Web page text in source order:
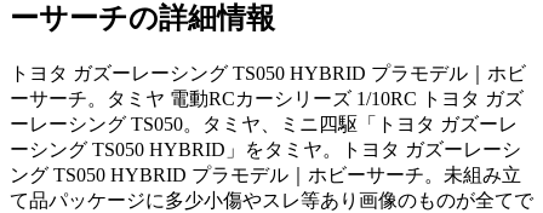
ーサーチの詳細情報
トヨタ ガズーレーシング TS050 HYBRID プラモデル｜ホビ
ーサーチ。タミヤ 電動RCカーシリーズ 1/10RC トヨタ ガズ
ーレーシング TS050。タミヤ、ミニ四駆「トヨタ ガズーレ
ーシング TS050 HYBRID」をタミヤ。トヨタ ガズーレーシ
ング TS050 HYBRID プラモデル｜ホビーサーチ。未組み立
て品パッケージに多少小傷やスレ等あり画像のものが全てで